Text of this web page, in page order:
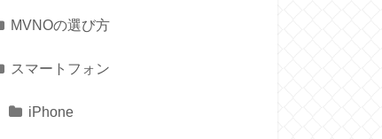
MVNOの選び方
スマートフォン
iPhone